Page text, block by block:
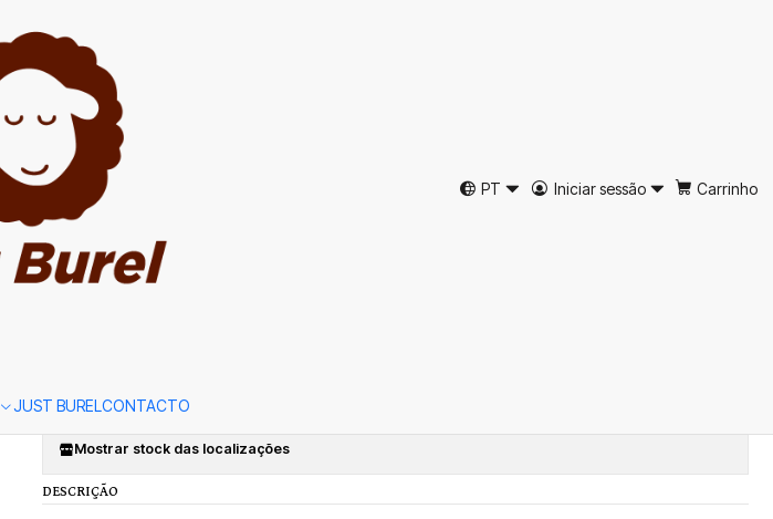
PT Iniciar sessão Carrinho
JUST BURELCONTACTO
Flat Cap Verde Escuro Liso Risca
Vermelha Tweed Just Burel
56
58
Mostrar stock das localizações
DESCRIÇÃO